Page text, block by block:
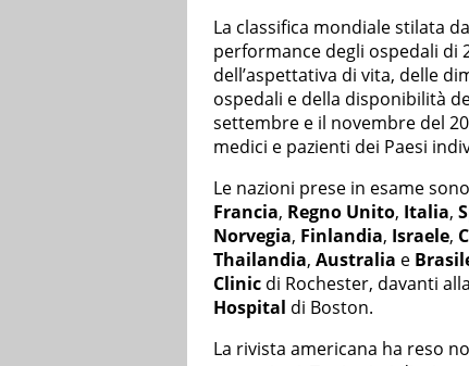
La classifica mondiale stilata
performance degli ospedali di
dell’aspettativa di vita, delle
ospedali e della disponibilità
settembre e il novembre del
medici e pazienti dei Paesi
Le nazioni prese in esame sono
Francia, Regno Unito, Italia,
Norvegia, Finlandia, Israele,
Thailandia, Australia e
Clinic di Rochester, davanti alla
Hospital di Boston.
La rivista americana ha reso